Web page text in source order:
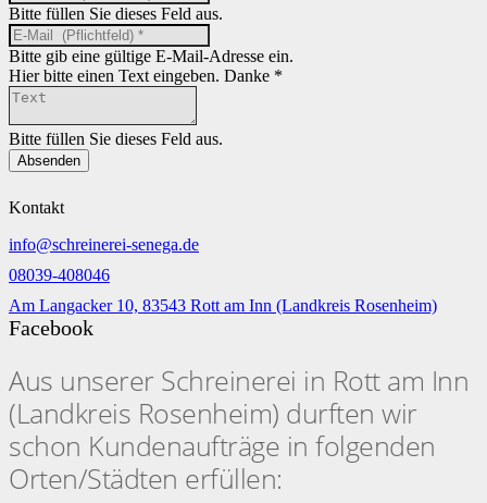
Bitte füllen Sie dieses Feld aus.
Bitte gib eine gültige E-Mail-Adresse ein.
Hier bitte einen Text eingeben. Danke *
Bitte füllen Sie dieses Feld aus.
Absenden
Kontakt
info@schreinerei-senega.de
08039-408046
Am Langacker 10, 83543 Rott am Inn (Landkreis Rosenheim)
Facebook
Aus unserer Schreinerei in Rott am Inn
(Landkreis Rosenheim) durften wir
schon Kundenaufträge in folgenden
Orten/Städten erfüllen: